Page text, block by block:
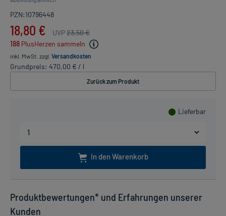
PZN:10796448
18,80 € UVP23,50 €
188 PlusHerzen sammeln
inkl. MwSt. zzgl. Versandkosten
Grundpreis: 470,00 € / l
Zurück zum Produkt
Lieferbar
In den Warenkorb
Produktbewertungen* und Erfahrungen unserer
Kunden